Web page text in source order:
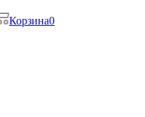
Корзина0